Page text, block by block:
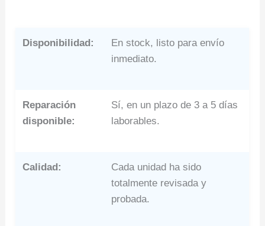
Disponibilidad:
En stock, listo para envío
inmediato.
Reparación
disponible:
Sí, en un plazo de 3 a 5 días
laborables.
Calidad:
Cada unidad ha sido
totalmente revisada y
probada.